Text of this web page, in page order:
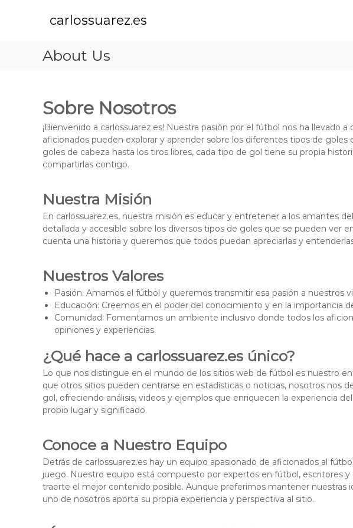
carlossuarez.es
About Us
Sobre Nosotros
¡Bienvenido a carlossuarez.es! Nuestra pasión por el fútbol nos ha llevado
aficionados pueden explorar y aprender sobre los diferentes tipos de
goles de cabeza hasta los tiros libres, cada tipo de gol tiene su propia
compartirlas contigo.
Nuestra Misión
En carlossuarez.es, nuestra misión es educar y entretener a los amantes
detallada y accesible sobre los diversos tipos de goles que se pueden ver
cuenta una historia y queremos que todos puedan apreciarlas y
Nuestros Valores
Pasión: Amamos el fútbol y queremos transmitir esa pasión a nuestros
Educación: Creemos en el poder del conocimiento y en la importancia
Comunidad: Fomentamos un ambiente inclusivo donde todos los
opiniones y experiencias.
¿Qué hace a carlossuarez.es único?
Lo que nos distingue en el mundo de los sitios web de fútbol es nuestro
que otros sitios pueden centrarse en estadísticas o noticias, nosotros nos
gol, ofreciendo análisis, videos y ejemplos que enriquecen la experiencia
propio lugar y significado.
Conoce a Nuestro Equipo
Detrás de carlossuarez.es hay un equipo apasionado de aficionados al
juego. Nuestro equipo está compuesto por expertos en fútbol, escritores y
traerte el mejor contenido posible. Aunque preferimos mantener nuestras
uno de nosotros aporta su propia experiencia y perspectiva al sitio.